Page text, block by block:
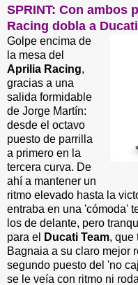
SPRINT: Con ambos
Racing dobla a
Golpe encima de
la mesa del
Aprilia Racing,
gracias a una
salida formidable
de Jorge Martín:
desde el octavo
puesto de parrilla
a primero en la
tercera curva. De
ahí a mantener un
ritmo elevado hasta la
entraba en una 'cómoda'
los de delante, pero
para el
Ducati Team, que
Bagnaia a su claro mejor
segundo puesto del 'no
se le veía con ritmo ni